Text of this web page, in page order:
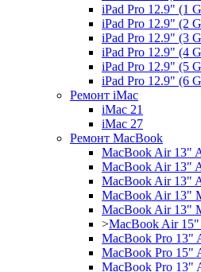
iPad Pro 12.9" (1
iPad Pro 12.9" (2
iPad Pro 12.9" (3
iPad Pro 12.9" (4
iPad Pro 12.9" (5
iPad Pro 12.9" (6
Ремонт iMac
iMac 21
iMac 27
Ремонт MacBook
MacBook Air 13"
MacBook Air 13"
MacBook Air 13"
MacBook Air 13"
MacBook Air 13"
>MacBook Air 15"
MacBook Pro 13"
MacBook Pro 15"
MacBook Pro 13"